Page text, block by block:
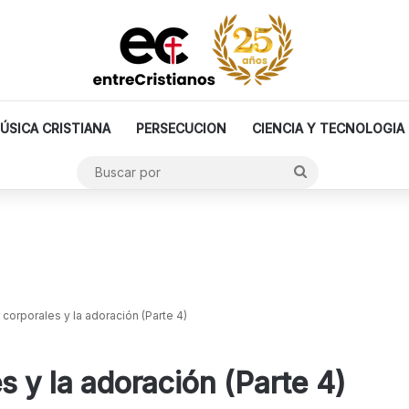
CRISTIANA PERSECUCION CIENCIA Y TECNOLOGIA
y la adoración (Parte 4)
y la adoración (Parte 4)